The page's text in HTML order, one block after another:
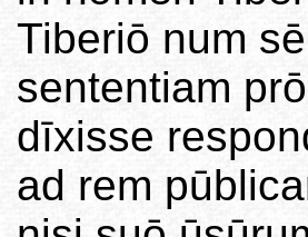
Tiberiō num
sententiam
dīxisse
ad rem